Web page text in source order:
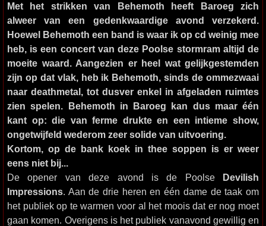
Met het strikken van Behemoth heeft Baroeg zich
alweer van een gedenkwaardige avond verzekerd.
Hoewel Behemoth een band is waar ik op cd weinig mee
heb, is een concert van deze Poolse stormram altijd de
moeite waard. Aangezien er heel wat gelijkgestemden
zijn op dat vlak, heb ik Behemoth, sinds de ommezwaai
naar deathmetal, tot dusver enkel in afgeladen ruimtes
zien spelen. Behemoth in Baroeg kan dus maar één
kant op: die van ferme drukte en een intieme show,
ongetwijfeld wederom zeer solide van uitvoering.
Kortom, op de bank koek in thee soppen is er weer
eens niet bij...
De opener van deze avond is de Poolse Devilish
Impressions. Aan de drie heren en één dame de taak om
het publiek op te warmen voor al het moois dat er nog moet
gaan komen. Overigens is het publiek vanavond gewillig en